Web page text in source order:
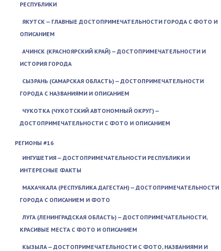
РЕСПУБЛИКИ
ЯКУТСК — ГЛАВНЫЕ ДОСТОПРИМЕЧАТЕЛЬНОСТИ ГОРОДА С ФОТО И
ОПИСАНИЕМ
АЧИНСК (КРАСНОЯРСКИЙ КРАЙ) — ДОСТОПРИМЕЧАТЕЛЬНОСТИ И
ИСТОРИЯ ГОРОДА
СЫЗРАНЬ (САМАРСКАЯ ОБЛАСТЬ) — ДОСТОПРИМЕЧАТЕЛЬНОСТИ
ГОРОДА С НАЗВАНИЯМИ И ОПИСАНИЕМ
ЧУКОТКА (ЧУКОТСКИЙ АВТОНОМНЫЙ ОКРУГ) —
ДОСТОПРИМЕЧАТЕЛЬНОСТИ С ФОТО И ОПИСАНИЕМ
РЕГИОНЫ #16
ИНГУШЕТИЯ — ДОСТОПРИМЕЧАТЕЛЬНОСТИ РЕСПУБЛИКИ И
ИНТЕРЕСНЫЕ ФАКТЫ
МАХАЧКАЛА (РЕСПУБЛИКА ДАГЕСТАН) — ДОСТОПРИМЕЧАТЕЛЬНОСТИ
ГОРОДА С ОПИСАНИЕМ И ФОТО
ЛУГА (ЛЕНИНГРАДСКАЯ ОБЛАСТЬ) — ДОСТОПРИМЕЧАТЕЛЬНОСТИ,
КРАСИВЫЕ МЕСТА С ФОТО И ОПИСАНИЕМ
КЫЗЫЛА — ДОСТОПРИМЕЧАТЕЛЬНОСТИ С ФОТО, НАЗВАНИЯМИ И